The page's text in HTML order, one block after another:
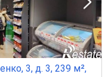
3, д. 3, 239 м²,